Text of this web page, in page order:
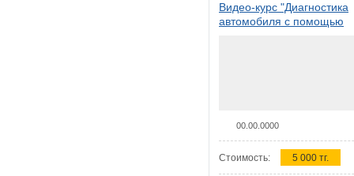
Видео-курс "Диагностика
автомобиля с помощью
00.00.0000
Стоимость: 5 000 тг.